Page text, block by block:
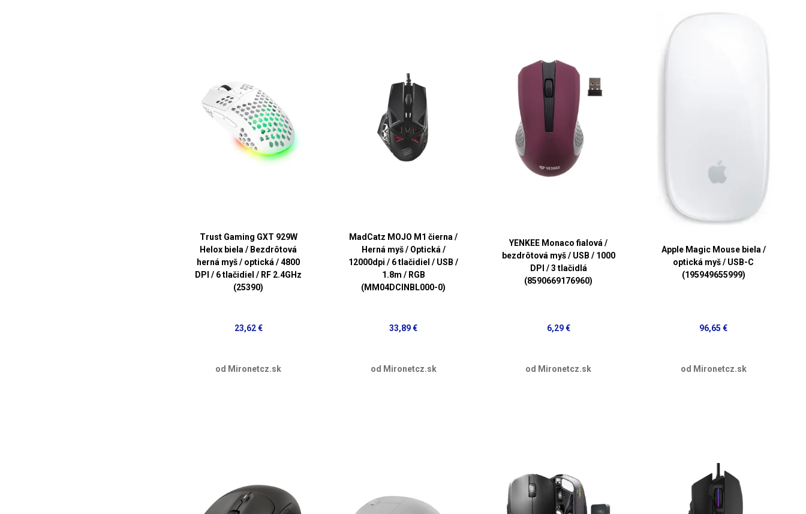
Trust Gaming GXT 929W
Helox biela / Bezdrôtová
herná myš / optická / 4800
DPI / 6 tlačidiel / RF 2.4GHz
(25390)
23,62 €
od Mironetcz.sk
MadCatz MOJO M1 čierna /
Herná myš / Optická /
12000dpi / 6 tlačidiel / USB /
1.8m / RGB
(MM04DCINBL000-0)
33,89 €
od Mironetcz.sk
YENKEE Monaco fialová /
bezdrôtová myš / USB / 1000
DPI / 3 tlačidlá
(8590669176960)
6,29 €
od Mironetcz.sk
Apple Magic Mouse biela /
optická myš / USB-C
(195949655999)
96,65 €
od Mironetcz.sk